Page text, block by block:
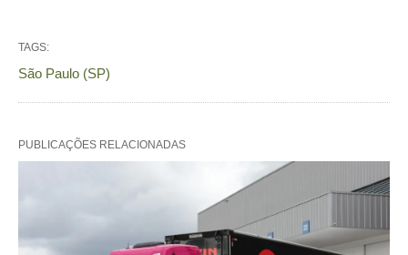
TAGS:
São Paulo (SP)
PUBLICAÇÕES RELACIONADAS